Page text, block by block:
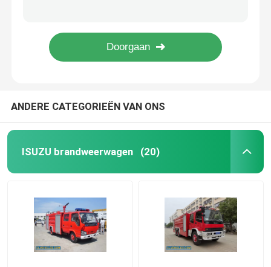
ISUZU Aerial Platform Truck
ISUZU Reefer Truck
ISUZU vrachtwagenkraan
ISUZU Afvoerzuigtruck
ANDERE CATEGORIEËN VAN ONS
ISUZU brandweerwagen (20)